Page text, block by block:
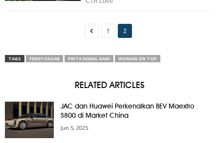
1 2
TAGS FERDY HASAN PRITA KEMAL GANI WOMAN ON TOP
RELATED ARTICLES
JAC dan Huawei Perkenalkan BEV Maextro
S800 di Market China
Jun 5, 2025